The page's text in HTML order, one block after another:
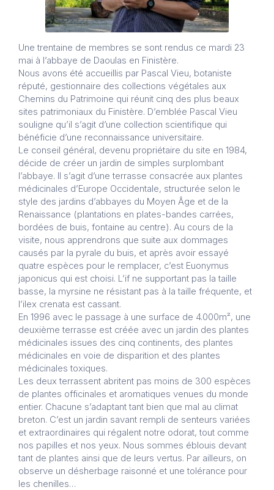
Une trentaine de membres se sont rendus ce mardi 23
mai à l’abbaye de Daoulas en Finistère.
Nous avons été accueillis par Pascal Vieu, botaniste
réputé, gestionnaire des collections végétales aux
Chemins du Patrimoine qui réunit cinq des plus beaux
sites patrimoniaux du Finistère. D’emblée Pascal Vieu
souligne qu’il s’agit d’une collection scientifique qui
bénéficie d’une reconnaissance universitaire.
Le conseil général, devenu propriétaire du site en 1984,
décide de créer un jardin de simples surplombant
l’abbaye. Il s’agit d’une terrasse consacrée aux plantes
médicinales d’Europe Occidentale, structurée selon le
style des jardins d’abbayes du Moyen Âge et de la
Renaissance (plantations en plates-bandes carrées,
bordées de buis, fontaine au centre). Au cours de la
visite, nous apprendrons que suite aux dommages
causés par la pyrale du buis, et après avoir essayé
quatre espèces pour le remplacer, c’est Euonymus
japonicus qui est choisi. L’if ne supportant pas la taille
basse, la myrsine ne résistant pas à la taille fréquente, et
l’ilex crenata est cassant.
En 1996 avec le passage à une surface de 4.000m², une
deuxième terrasse est créée avec un jardin des plantes
médicinales issues des cinq continents, des plantes
médicinales en voie de disparition et des plantes
médicinales toxiques.
Les deux terrassent abritent pas moins de 300 espèces
de plantes officinales et aromatiques venues du monde
entier. Chacune s’adaptant tant bien que mal au climat
breton. C’est un jardin savant rempli de senteurs variées
et extraordinaires qui régalent notre odorat, tout comme
nos papilles et nos yeux. Nous sommes éblouis devant
tant de plantes ainsi que de leurs vertus. Par ailleurs, on
observe un désherbage raisonné et une tolérance pour
les chenilles…